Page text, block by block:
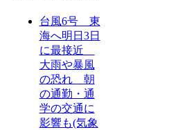
台風6号 東
海へ明日3日
に最接近
大雨や暴風
の恐れ 朝
の通勤・通
学の交通に
影響も(気象